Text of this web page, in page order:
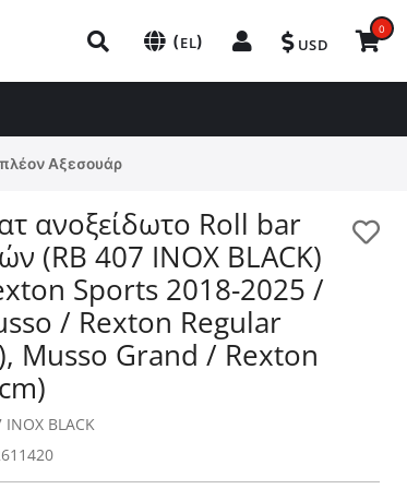
(EL) USD
0
Αξεσουάρ
ανοξείδωτο Roll bar
(RB 407 INOX BLACK)
Sports 2018-2025 /
/ Rexton Regular
Musso Grand / Rexton
INOX BLACK